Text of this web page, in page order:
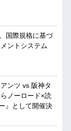
国際規格に基づ
ントシステム
ンツ vs 阪神タ
ノーロード×読
』として開催決